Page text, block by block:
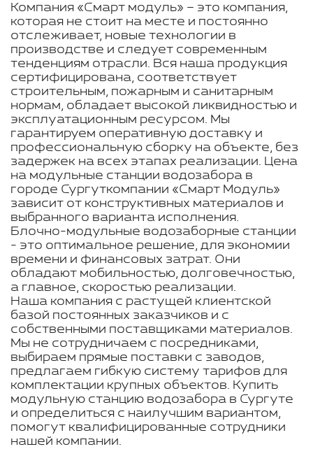
Компания «Смарт модуль» – это компания,
которая не стоит на месте и постоянно
отслеживает, новые технологии в
производстве и следует современным
тенденциям отрасли. Вся наша продукция
сертифицирована, соответствует
строительным, пожарным и санитарным
нормам, обладает высокой ликвидностью и
эксплуатационным ресурсом. Мы
гарантируем оперативную доставку и
профессиональную сборку на объекте, без
задержек на всех этапах реализации. Цена
на модульные станции водозабора в
городе Сургуткомпании «Смарт Модуль»
зависит от конструктивных материалов и
выбранного варианта исполнения.
Блочно-модульные водозаборные станции
- это оптимальное решение, для экономии
времени и финансовых затрат. Они
обладают мобильностью, долговечностью,
а главное, скоростью реализации.
Наша компания с растущей клиентской
базой постоянных заказчиков и с
собственными поставщиками материалов.
Мы не сотрудничаем с посредниками,
выбираем прямые поставки с заводов,
предлагаем гибкую систему тарифов для
комплектации крупных объектов. Купить
модульную станцию водозабора в Сургуте
и определиться с наилучшим вариантом,
помогут квалифицированные сотрудники
нашей компании.